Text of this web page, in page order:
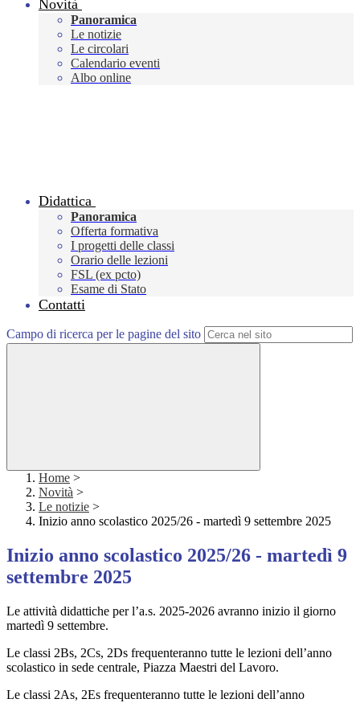
Novità
Panoramica
Le notizie
Le circolari
Calendario eventi
Albo online
Didattica
Panoramica
Offerta formativa
I progetti delle classi
Orario delle lezioni
FSL (ex pcto)
Esame di Stato
Contatti
Campo di ricerca per le pagine del sito
Home >
Novità >
Le notizie >
Inizio anno scolastico 2025/26 - martedì 9 settembre 2025
Inizio anno scolastico 2025/26 - martedì 9
settembre 2025
Le attività didattiche per l’a.s. 2025-2026 avranno inizio il giorno
martedì 9 settembre.
Le classi 2Bs, 2Cs, 2Ds frequenteranno tutte le lezioni dell’anno
scolastico in sede centrale, Piazza Maestri del Lavoro.
Le classi 2As, 2Es frequenteranno tutte le lezioni dell’anno